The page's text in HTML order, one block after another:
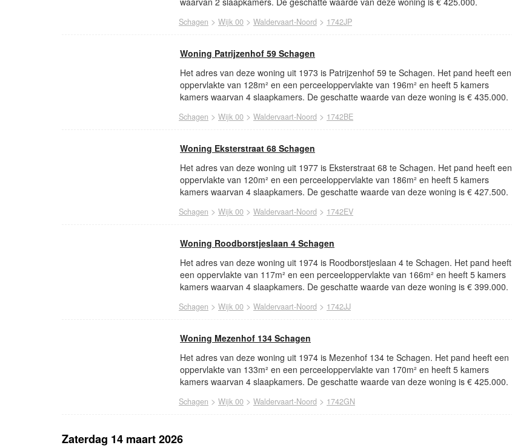
Schagen > Wijk 00 > Waldervaart-Noord > 1742JP
Woning Patrijzenhof 59 Schagen
Het adres van deze woning uit 1973 is Patrijzenhof 59 te Schagen. Het pand heeft een
oppervlakte van 128m² en een perceeloppervlakte van 196m² en heeft 5 kamers
kamers waarvan 4 slaapkamers. De geschatte waarde van deze woning is € 435.000.
Schagen > Wijk 00 > Waldervaart-Noord > 1742BE
Woning Eksterstraat 68 Schagen
Het adres van deze woning uit 1977 is Eksterstraat 68 te Schagen. Het pand heeft een
oppervlakte van 120m² en een perceeloppervlakte van 186m² en heeft 5 kamers
kamers waarvan 4 slaapkamers. De geschatte waarde van deze woning is € 427.500.
Schagen > Wijk 00 > Waldervaart-Noord > 1742EV
Woning Roodborstjeslaan 4 Schagen
Het adres van deze woning uit 1974 is Roodborstjeslaan 4 te Schagen. Het pand heeft
een oppervlakte van 117m² en een perceeloppervlakte van 166m² en heeft 5 kamers
kamers waarvan 4 slaapkamers. De geschatte waarde van deze woning is € 399.000.
Schagen > Wijk 00 > Waldervaart-Noord > 1742JJ
Woning Mezenhof 134 Schagen
Het adres van deze woning uit 1974 is Mezenhof 134 te Schagen. Het pand heeft een
oppervlakte van 133m² en een perceeloppervlakte van 170m² en heeft 5 kamers
kamers waarvan 4 slaapkamers. De geschatte waarde van deze woning is € 425.000.
Schagen > Wijk 00 > Waldervaart-Noord > 1742GN
Zaterdag 14 maart 2026